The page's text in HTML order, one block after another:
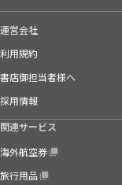
運営会社
利用規約
書店御担当者様へ
採用情報
関連サービス
海外航空券
旅行用品